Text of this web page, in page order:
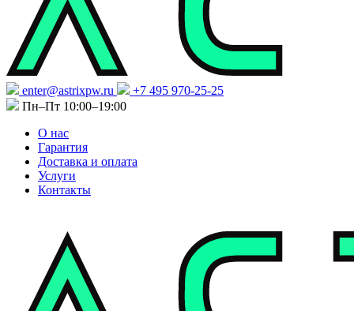
enter@astrixpw.ru
+7 495 970-25-25
Пн–Пт 10:00–19:00
О нас
Гарантия
Доставка и оплата
Услуги
Контакты